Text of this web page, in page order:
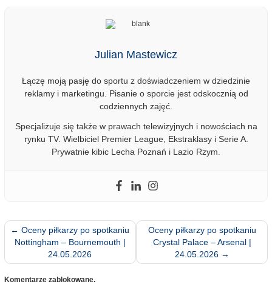
Julian Mastewicz
Łączę moją pasję do sportu z doświadczeniem w dziedzinie
reklamy i marketingu. Pisanie o sporcie jest odskocznią od
codziennych zajęć.
Specjalizuje się także w prawach telewizyjnych i nowościach na
rynku TV. Wielbiciel Premier League, Ekstraklasy i Serie A.
Prywatnie kibic Lecha Poznań i Lazio Rzym.
← Oceny piłkarzy po spotkaniu
Nottingham – Bournemouth |
24.05.2026
Oceny piłkarzy po spotkaniu
Crystal Palace – Arsenal |
24.05.2026 →
Komentarze zablokowane.